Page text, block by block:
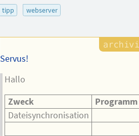
tipp webserver
Servus!
Hallo
Zweck
Programm
Dateisynchronisation